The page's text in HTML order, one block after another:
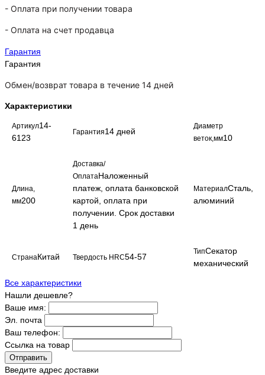
- Оплата при получении товара
- Оплата на счет продавца
Гарантия
Гарантия
Обмен/возврат товара в течение 14 дней
Характеристики
Артикул14-
6123
Гарантия14 дней
Диаметр
веток,мм10
Длина,
мм200
Доставка/
ОплатаНаложенный
платеж, оплата банковской
картой, оплата при
получении. Срок доставки
1 день
МатериалСталь,
алюминий
СтранаКитай Твердость HRC54-57
ТипСекатор
механический
Все характеристики
Нашли дешевле?
Ваше имя:
Эл. почта
Ваш телефон:
Ссылка на товар
Отправить
Введите адрес доставки